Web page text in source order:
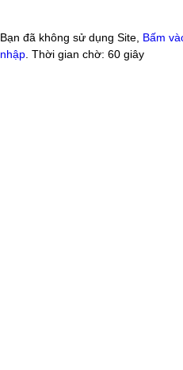
Bạn đã không sử dụng Site, Bấm
nhập . Thời gian chờ: 60 giây